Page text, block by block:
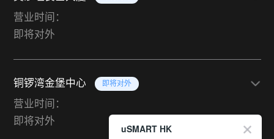
营业时间：
即将对外
铜锣湾金堡中心 即将对外
营业时间：
即将对外
uSMART HK